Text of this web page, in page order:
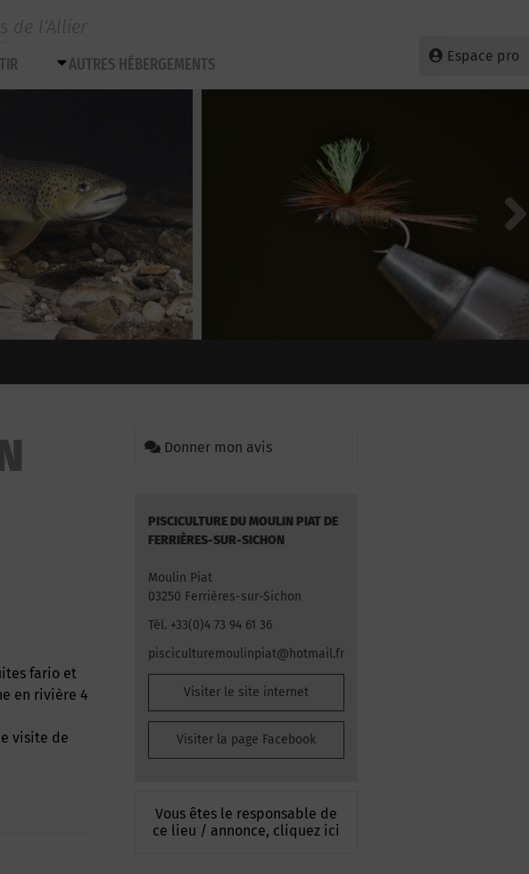
de l’Allier
Espace pro
AUTRES HÉBERGEMENTS
fario et
en rivière 4
visite de
Donner mon avis
PISCICULTURE DU MOULIN PIAT DE
FERRIÈRES-SUR-SICHON
Moulin Piat
03250 Ferrières-sur-Sichon
Tél. +33(0)4 73 94 61 36
pisciculturemoulinpiat@hotmail.fr
Visiter le site internet
Visiter la page Facebook
Vous êtes le responsable de
ce lieu / annonce, cliquez ici